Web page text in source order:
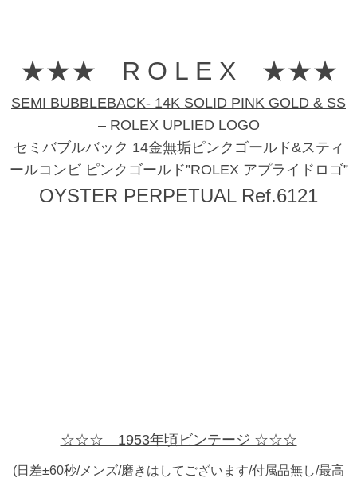
★★★ R O L E X ★★★
SEMI BUBBLEBACK- 14K SOLID PINK GOLD & SS
– ROLEX UPLIED LOGO
セミバブルバック 14金無垢ピンクゴールド&スティ
ールコンビ ピンクゴールド”ROLEX アプライドロゴ”
OYSTER PERPETUAL Ref.6121
☆☆☆ 1953年頃ビンテージ ☆☆☆
(日差±60秒/メンズ/磨きはしてございます/付属品無し/最高